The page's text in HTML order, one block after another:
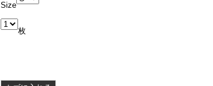
Size
枚